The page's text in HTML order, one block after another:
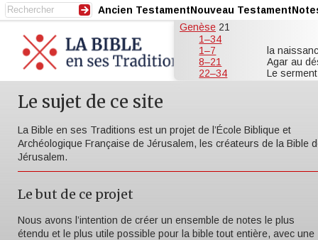
Ancien TestamentNouveau Testament
Genèse 21
1–34
1–7
la
8–21
Agar au
22–34
Le
Le sujet de ce site
La Bible en ses Traditions est un projet de l’École Biblique et
Archéologique Française de Jérusalem, les créateurs de la Bible
Jérusalem.
Le but de ce projet
Nous avons l’intention de créer un ensemble de notes le plus
étendu et le plus utile possible pour la bible tout entière, avec une